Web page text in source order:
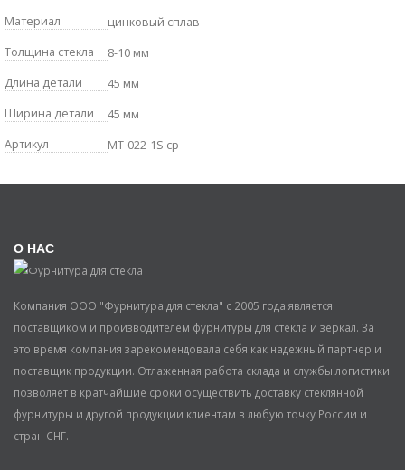
Материал
цинковый сплав
Толщина стекла
8-10 мм
Длина детали
45 мм
Ширина детали
45 мм
Артикул
MT-022-1S cp
О НАС
Компания ООО "Фурнитура для стекла" с 2005 года является
поставщиком и производителем фурнитуры для стекла и зеркал. За
это время компания зарекомендовала себя как надежный партнер и
поставщик продукции. Отлаженная работа склада и службы логистики
позволяет в кратчайшие сроки осуществить доставку стеклянной
фурнитуры и другой продукции клиентам в любую точку России и
стран СНГ.